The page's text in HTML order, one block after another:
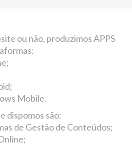
ou não, produzimos APPS
Mobile.
dispomos são:
de Gestão de Conteúdos;